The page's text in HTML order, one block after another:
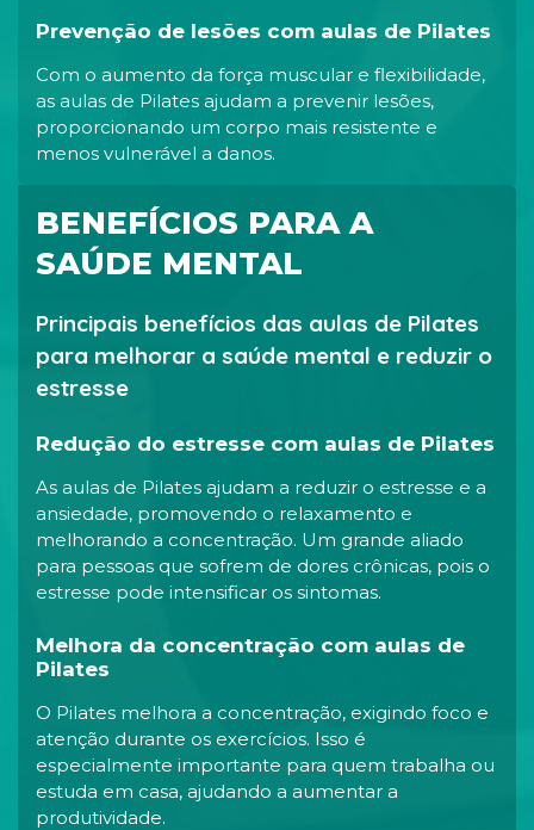
Prevenção de lesões com aulas de Pilates
Com o aumento da força muscular e flexibilidade,
as aulas de Pilates ajudam a prevenir lesões,
proporcionando um corpo mais resistente e
menos vulnerável a danos.
BENEFÍCIOS PARA A
SAÚDE MENTAL
Principais benefícios das aulas de Pilates
para melhorar a saúde mental e reduzir o
estresse
Redução do estresse com aulas de Pilates
As aulas de Pilates ajudam a reduzir o estresse e a
ansiedade, promovendo o relaxamento e
melhorando a concentração. Um grande aliado
para pessoas que sofrem de dores crônicas, pois o
estresse pode intensificar os sintomas.
Melhora da concentração com aulas de
Pilates
O Pilates melhora a concentração, exigindo foco e
atenção durante os exercícios. Isso é
especialmente importante para quem trabalha ou
estuda em casa, ajudando a aumentar a
produtividade.